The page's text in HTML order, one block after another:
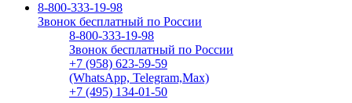
8-800-333-19-98
Звонок бесплатный по России
8-800-333-19-98
Звонок бесплатный по России
+7 (958) 623-59-59
(WhatsApp, Telegram,Max)
+7 (495) 134-01-50